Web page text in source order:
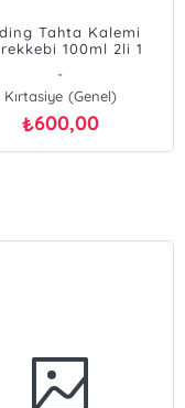
Tahta Kalemi
100ml 2li 1
-
Kırtasiye (Genel)
₺600,00